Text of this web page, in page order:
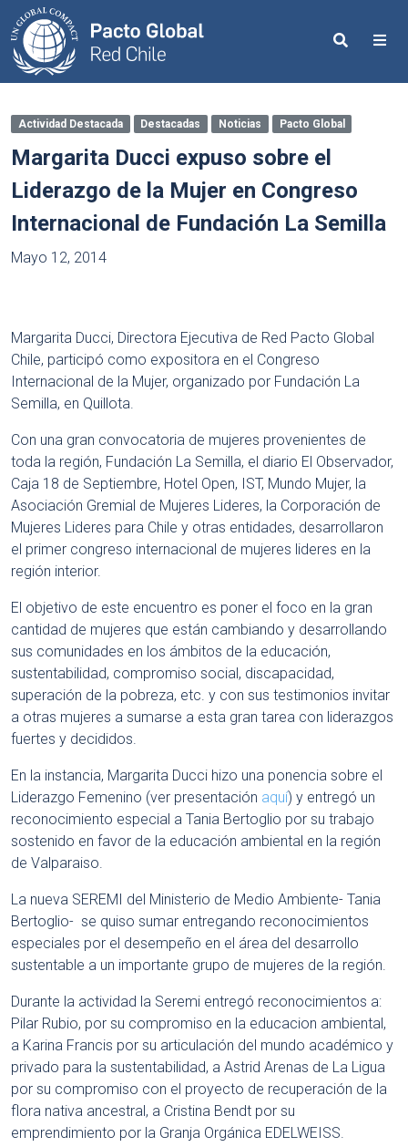
Search
Actividad Destacada Destacadas Noticias Pacto Global
Margarita Ducci expuso sobre el
Liderazgo de la Mujer en Congreso
Internacional de Fundación La Semilla
Mayo 12, 2014
Margarita Ducci, Directora Ejecutiva de Red Pacto Global
Chile, participó como expositora en el Congreso
Internacional de la Mujer, organizado por Fundación La
Semilla, en Quillota.
Con una gran convocatoria de mujeres provenientes de
toda la región, Fundación La Semilla, el diario El Observador,
Caja 18 de Septiembre, Hotel Open, IST, Mundo Mujer, la
Asociación Gremial de Mujeres Lideres, la Corporación de
Mujeres Lideres para Chile y otras entidades, desarrollaron
el primer congreso internacional de mujeres lideres en la
región interior.
El objetivo de este encuentro es poner el foco en la gran
cantidad de mujeres que están cambiando y desarrollando
sus comunidades en los ámbitos de la educación,
sustentabilidad, compromiso social, discapacidad,
superación de la pobreza, etc. y con sus testimonios invitar
a otras mujeres a sumarse a esta gran tarea con liderazgos
fuertes y decididos.
En la instancia, Margarita Ducci hizo una ponencia sobre el
Liderazgo Femenino (ver presentación aquí) y entregó un
reconocimiento especial a Tania Bertoglio por su trabajo
sostenido en favor de la educación ambiental en la región
de Valparaiso.
La nueva SEREMI del Ministerio de Medio Ambiente- Tania
Bertoglio- se quiso sumar entregando reconocimientos
especiales por el desempeño en el área del desarrollo
sustentable a un importante grupo de mujeres de la región.
Durante la actividad la Seremi entregó reconocimientos a:
Pilar Rubio, por su compromiso en la educacion ambiental,
a Karina Francis por su articulación del mundo académico y
privado para la sustentabilidad, a Astrid Arenas de La Ligua
por su compromiso con el proyecto de recuperación de la
flora nativa ancestral, a Cristina Bendt por su
emprendimiento por la Granja Orgánica EDELWEISS.